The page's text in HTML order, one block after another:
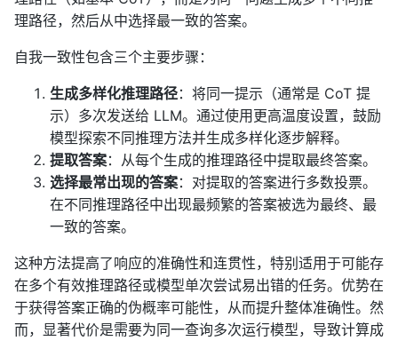
理路径，然后从中选择最一致的答案。
自我一致性包含三个主要步骤：
生成多样化推理路径：将同一提示（通常是 CoT 提
示）多次发送给 LLM。通过使用更高温度设置，鼓励
模型探索不同推理方法并生成多样化逐步解释。
提取答案：从每个生成的推理路径中提取最终答案。
选择最常出现的答案：对提取的答案进行多数投票。
在不同推理路径中出现最频繁的答案被选为最终、最
一致的答案。
这种方法提高了响应的准确性和连贯性，特别适用于可能存
在多个有效推理路径或模型单次尝试易出错的任务。优势在
于获得答案正确的伪概率可能性，从而提升整体准确性。然
而，显著代价是需要为同一查询多次运行模型，导致计算成